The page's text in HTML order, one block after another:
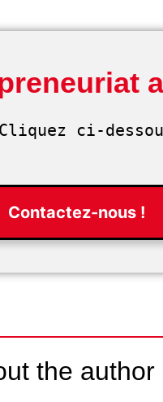
ci-
Contactez-nous !
the author